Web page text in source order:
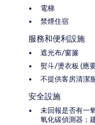
電梯
禁煙住宿
服務和便利設施
遮光布/窗簾
熨斗/燙衣板 (應
不提供客房清潔
安全設施
未回報是否有一
氧化碳偵測器；